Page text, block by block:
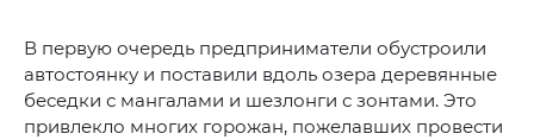
В первую очередь предприниматели обустроили
автостоянку и поставили вдоль озера деревянные
беседки с мангалами и шезлонги с зонтами. Это
привлекло многих горожан, пожелавших провести